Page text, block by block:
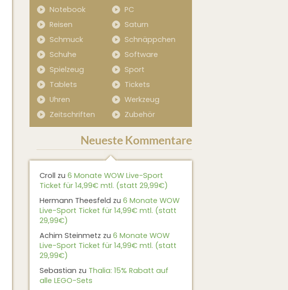
Notebook
PC
Reisen
Saturn
Schmuck
Schnäppchen
Schuhe
Software
Spielzeug
Sport
Tablets
Tickets
Uhren
Werkzeug
Zeitschriften
Zubehör
Neueste Kommentare
Croll zu 6 Monate WOW Live-Sport
Ticket für 14,99€ mtl. (statt 29,99€)
Hermann Theesfeld zu 6 Monate WOW
Live-Sport Ticket für 14,99€ mtl. (statt
29,99€)
Achim Steinmetz zu 6 Monate WOW
Live-Sport Ticket für 14,99€ mtl. (statt
29,99€)
Sebastian zu Thalia: 15% Rabatt auf
alle LEGO-Sets